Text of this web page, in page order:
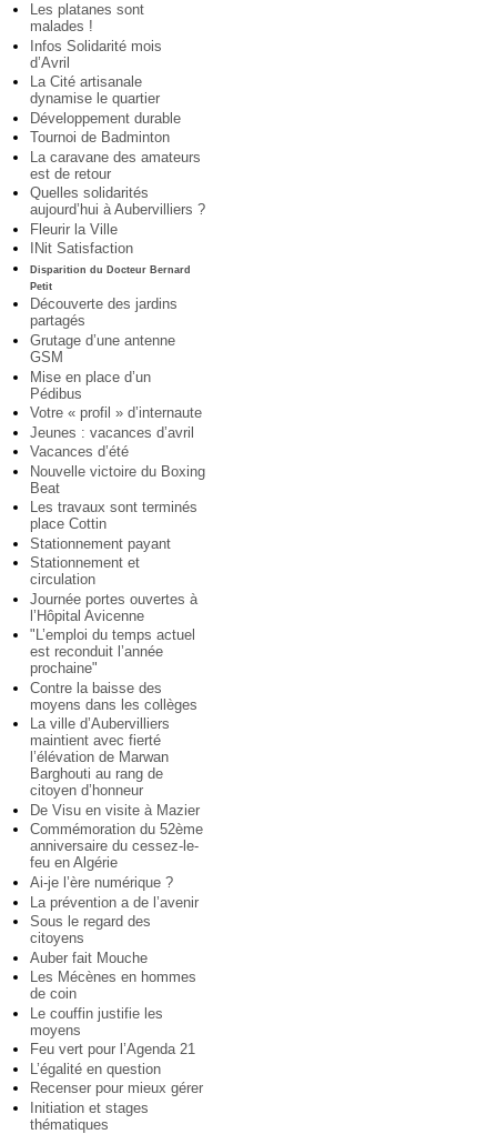
Les platanes sont
malades !
Infos Solidarité mois
d’Avril
La Cité artisanale
dynamise le quartier
Développement durable
Tournoi de Badminton
La caravane des amateurs
est de retour
Quelles solidarités
aujourd’hui à Aubervilliers ?
Fleurir la Ville
INit Satisfaction
Disparition du Docteur Bernard
Petit
Découverte des jardins
partagés
Grutage d’une antenne
GSM
Mise en place d’un
Pédibus
Votre « profil » d’internaute
Jeunes : vacances d’avril
Vacances d’été
Nouvelle victoire du Boxing
Beat
Les travaux sont terminés
place Cottin
Stationnement payant
Stationnement et
circulation
Journée portes ouvertes à
l’Hôpital Avicenne
"L’emploi du temps actuel
est reconduit l’année
prochaine"
Contre la baisse des
moyens dans les collèges
La ville d’Aubervilliers
maintient avec fierté
l’élévation de Marwan
Barghouti au rang de
citoyen d’honneur
De Visu en visite à Mazier
Commémoration du 52ème
anniversaire du cessez-le-
feu en Algérie
Ai-je l’ère numérique ?
La prévention a de l’avenir
Sous le regard des
citoyens
Auber fait Mouche
Les Mécènes en hommes
de coin
Le couffin justifie les
moyens
Feu vert pour l’Agenda 21
L’égalité en question
Recenser pour mieux gérer
Initiation et stages
thématiques